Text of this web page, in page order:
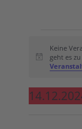
14.12.2024
Hinweis
Keine
geht es
Datum